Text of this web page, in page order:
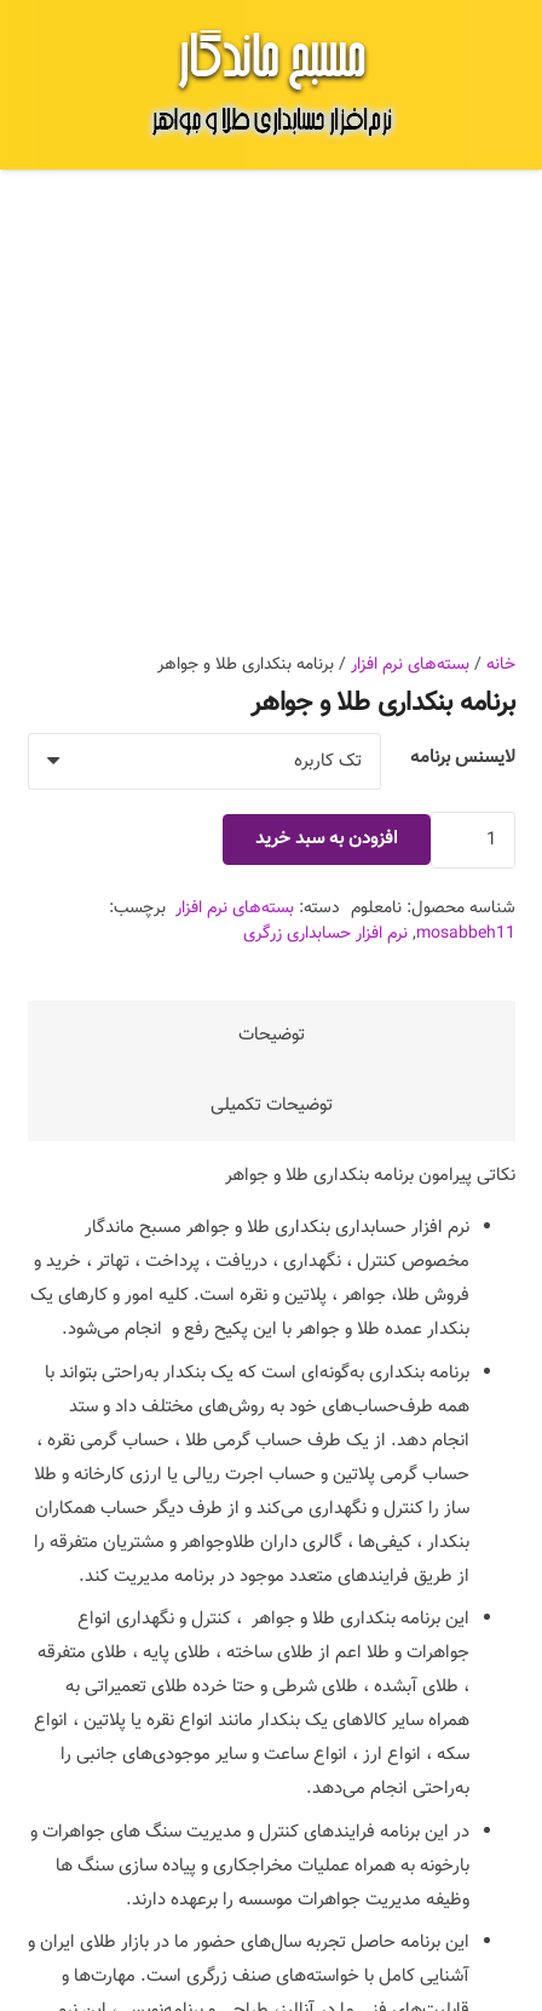
خانه/بسته‌های نرم افزار / برنامه‌ بنکداری طلا و جواهر
برنامه‌ بنکداری طلا و جواهر
لایسنس برنامه
برنامه‌
بنکداری
طلا
و
افزودن به سبد خرید
شناسه محصول:نامعلوم دسته: بسته‌های نرم افزار برچسب:
mosabbeh11
,نرم افزار حسابداری زرگری
توضیحات
توضیحات تکمیلی
نکاتی پیرامون برنامه‌ بنکداری طلا و جواهر
نرم افزار حسابداری بنکداری طلا و جواهر مسبح ماندگار
مخصوص کنترل ، نگهداری ، دریافت ، پرداخت ، تهاتر ، خرید و
فروش طلا، جواهر ، پلاتین و نقره است. کلیه‌ امور و کارهای یک
بنکدار عمده طلا و جواهر با این پکیح رفع و انجام می‌شود.
برنامه بنکداری به‌گونه‌ای است که یک بنکدار به‌راحتی بتواند با
همه طرف‌حساب‌های خود به روش‌های مختلف داد و ستد
انجام دهد. از یک طرف حساب گرمی طلا ، حساب گرمی نقره ،
حساب گرمی پلاتین و حساب اجرت ریالی یا ارزی کارخانه و طلا
ساز را کنترل و نگهداری می‌کند و از طرف دیگر حساب همکاران
بنکدار ، کیفی‌ها ، گالری داران طلاوجواهر و مشتریان متفرقه را
از طریق فرایندهای متعدد موجود در برنامه مدیریت کند.
این برنامه‌ بنکداری طلا و جواهر ، کنترل و نگهداری انواع
جواهرات و طلا اعم از طلای ساخته ، طلای پایه ، طلای متفرقه
، طلای آبشده ، طلای شرطی و حتا خرده طلای تعمیراتی به
همراه سایر کالاهای یک بنکدار مانند انواع نقره یا پلاتین ، انواع
سکه ، انواع ارز ، انواع ساعت و سایر موجودی‌های جانبی را
به‌راحتی انجام می‌دهد.
در این برنامه فرایندهای کنترل و مدیریت سنگ های جواهرات و
بارخونه به همراه عملیات مخراجکاری و پیاده سازی سنگ ها
وظیفه مدیریت جواهرات موسسه را برعهده دارند.
این برنامه حاصل تجربه سال‌های حضور ما در بازار طلای ایران و
آشنایی کامل با خواسته‌های صنف زرگری است. مهارت‌ها و